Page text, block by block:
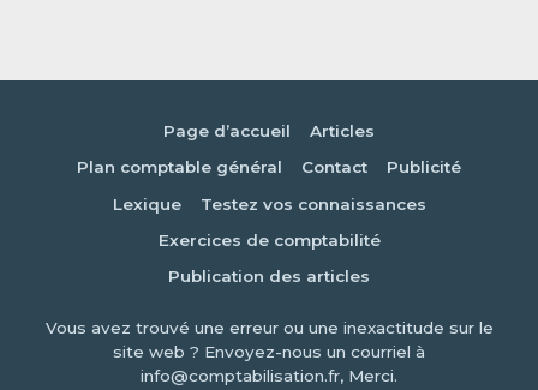
Page d’accueil
Articles
Plan comptable général
Contact
Publicité
Lexique
Testez vos connaissances
Exercices de comptabilité
Publication des articles
Vous avez trouvé une erreur ou une inexactitude sur le
site web ? Envoyez-nous un courriel à
info@comptabilisation.fr, Merci.